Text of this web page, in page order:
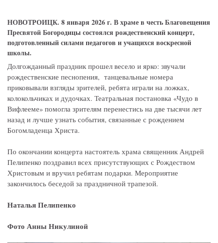
НОВОТРОИЦК. 8 января 2026 г. В храме в честь Благовещения
Пресвятой Богородицы состоялся рождественский концерт,
подготовленный силами педагогов и учащихся воскресной
школы.
Долгожданный праздник прошел весело и ярко: звучали
рождественские песнопения, танцевальные номера
приковывали взгляды зрителей, ребята играли на ложках,
колокольчиках и дудочках. Театральная постановка «Чудо в
Вифлееме» помогла зрителям перенестись на две тысячи лет
назад и лучше узнать события, связанные с рождением
Богомладенца Христа.
По окончании концерта настоятель храма священник Андрей
Пелипенко поздравил всех присутствующих с Рождеством
Христовым и вручил ребятам подарки. Мероприятие
закончилось беседой за праздничной трапезой.
Наталья Пелипенко
Фото Анны Никулиной